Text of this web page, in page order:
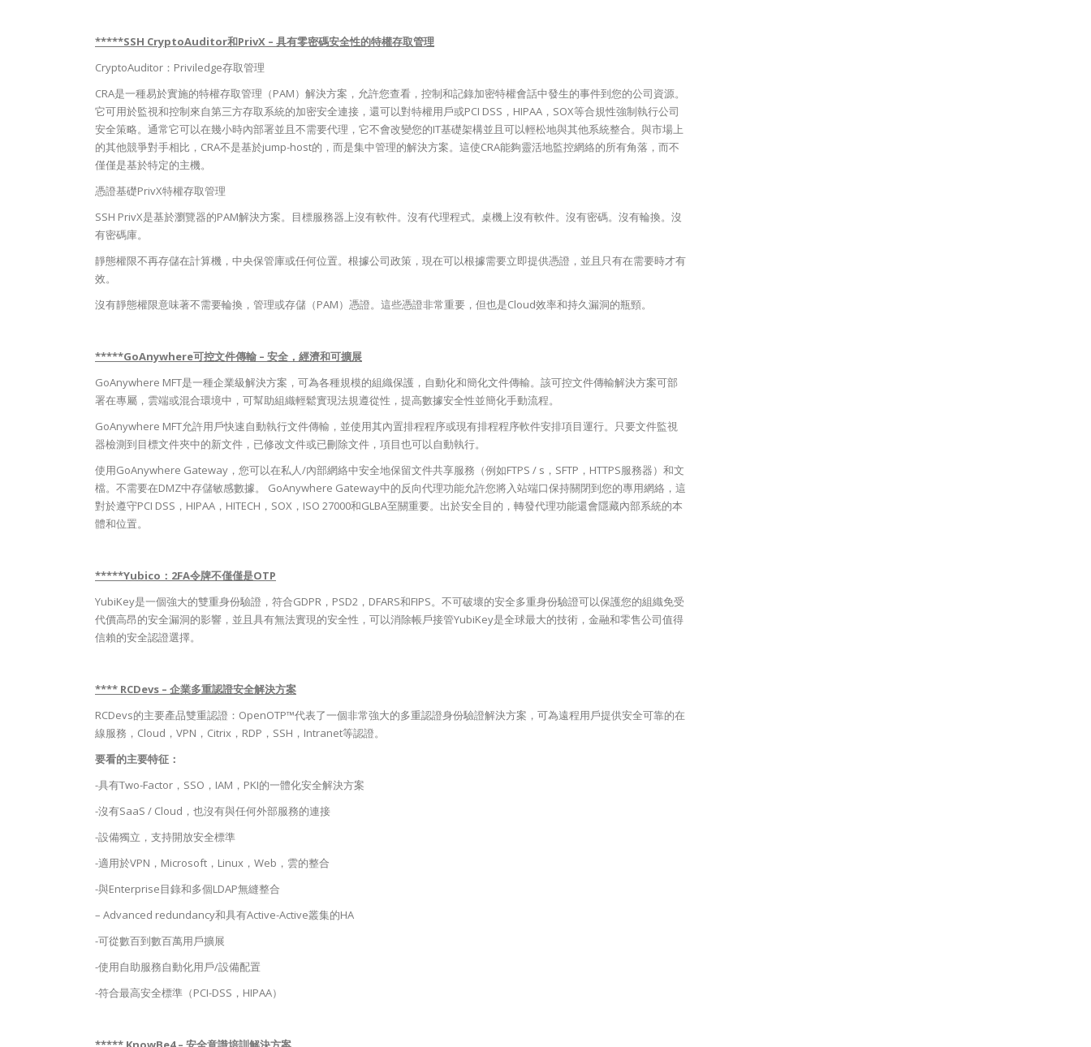
*****SSH CryptoAuditor和PrivX – 具有零密碼安全性的特權存取管理
CryptoAuditor：Priviledge存取管理
CRA是一種易於實施的特權存取管理（PAM）解決方案，允許您查看，控制和記錄加密特權會話中發生的事件到您的公司資源。
它可用於監視和控制來自第三方存取系統的加密安全連接，還可以對特權用戶或PCI DSS，HIPAA，SOX等合規性強制執行公司
安全策略。通常它可以在幾小時內部署並且不需要代理，它不會改變您的IT基礎架構並且可以輕松地與其他系統整合。與市場上
的其他競爭對手相比，CRA不是基於jump-host的，而是集中管理的解決方案。這使CRA能夠靈活地監控網絡的所有角落，而不
僅僅是基於特定的主機。
憑證基礎PrivX特權存取管理
SSH PrivX是基於瀏覽器的PAM解決方案。目標服務器上沒有軟件。沒有代理程式。桌機上沒有軟件。沒有密碼。沒有輪換。沒
有密碼庫。
靜態權限不再存儲在計算機，中央保管庫或任何位置。根據公司政策，現在可以根據需要立即提供憑證，並且只有在需要時才有
效。
沒有靜態權限意味著不需要輪換，管理或存儲（PAM）憑證。這些憑證非常重要，但也是Cloud效率和持久漏洞的瓶頸。
*****GoAnywhere可控文件傳輸 – 安全，經濟和可擴展
GoAnywhere MFT是一種企業級解決方案，可為各種規模的組織保護，自動化和簡化文件傳輸。該可控文件傳輸解決方案可部
署在專屬，雲端或混合環境中，可幫助組織輕鬆實現法規遵從性，提高數據安全性並簡化手動流程。
GoAnywhere MFT允許用戶快速自動執行文件傳輸，並使用其內置排程程序或現有排程程序軟件安排項目運行。只要文件監視
器檢測到目標文件夾中的新文件，已修改文件或已刪除文件，項目也可以自動執行。
使用GoAnywhere Gateway，您可以在私人/內部網絡中安全地保留文件共享服務（例如FTPS / s，SFTP，HTTPS服務器）和文
檔。不需要在DMZ中存儲敏感數據。 GoAnywhere Gateway中的反向代理功能允許您將入站端口保持關閉到您的專用網絡，這
對於遵守PCI DSS，HIPAA，HITECH，SOX，ISO 27000和GLBA至關重要。出於安全目的，轉發代理功能還會隱藏內部系統的本
體和位置。
*****Yubico：2FA令牌不僅僅是OTP
YubiKey是一個強大的雙重身份驗證，符合GDPR，PSD2，DFARS和FIPS。不可破壞的安全多重身份驗證可以保護您的組織免受
代價高昂的安全漏洞的影響，並且具有無法實現的安全性，可以消除帳戶接管YubiKey是全球最大的技術，金融和零售公司值得
信賴的安全認證選擇。
**** RCDevs – 企業多重認證安全解決方案
RCDevs的主要產品雙重認證：OpenOTP™代表了一個非常強大的多重認證身份驗證解決方案，可為遠程用戶提供安全可靠的在
線服務，Cloud，VPN，Citrix，RDP，SSH，Intranet等認證。
要看的主要特征：
-具有Two-Factor，SSO，IAM，PKI的一體化安全解決方案
-沒有SaaS / Cloud，也沒有與任何外部服務的連接
-設備獨立，支持開放安全標準
-適用於VPN，Microsoft，Linux，Web，雲的整合
-與Enterprise目錄和多個LDAP無縫整合
– Advanced redundancy和具有Active-Active叢集的HA
-可從數百到數百萬用戶擴展
-使用自助服務自動化用戶/設備配置
-符合最高安全標準（PCI-DSS，HIPAA）